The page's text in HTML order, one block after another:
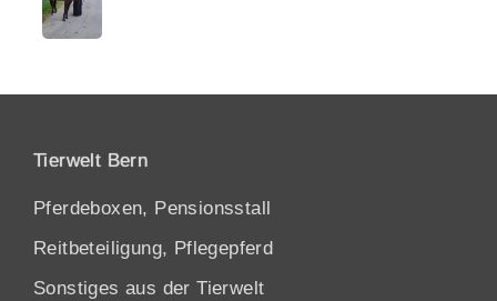
Tierwelt Bern
Pferdeboxen, Pensionsstall
Reitbeteiligung, Pflegepferd
Sonstiges aus der Tierwelt